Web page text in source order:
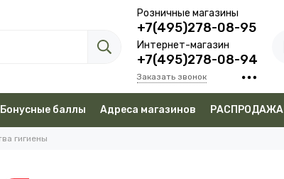
Розничные магазины
+7(495)278-08-95
Интернет-магазин
+7(495)278-08-94
Заказать звонок
Бонусные баллы Адреса магазинов
гигиены